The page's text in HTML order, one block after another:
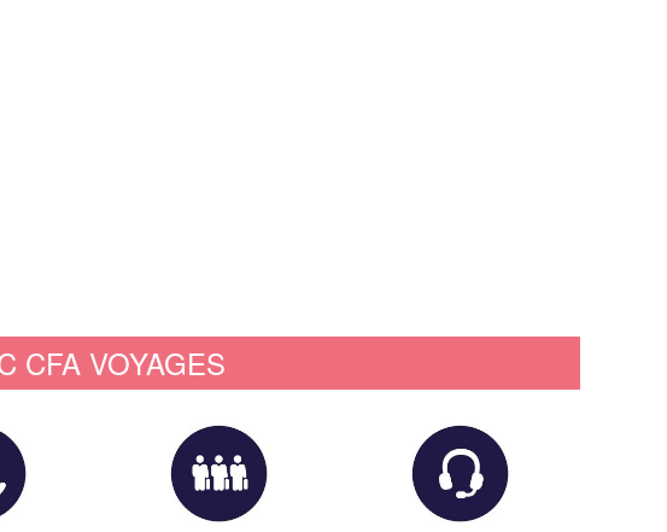
CFA VOYAGES